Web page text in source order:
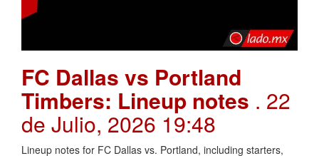
FC Dallas vs Portland
Timbers: Lineup notes . 22
de Julio, 2026 19:48
Lineup notes for FC Dallas vs. Portland, including starters,